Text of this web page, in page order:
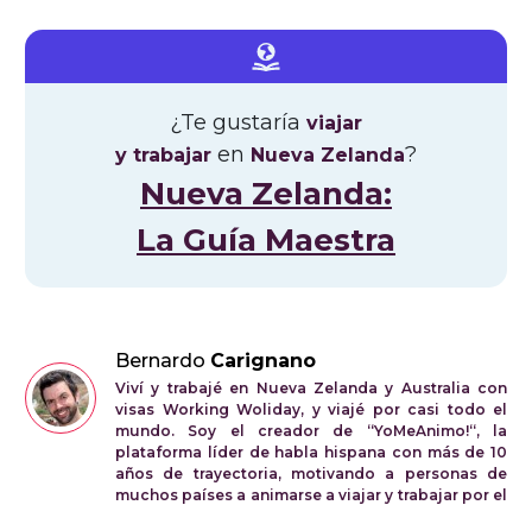
¿Te gustaría viajar
y trabajar en Nueva Zelanda?
Nueva Zelanda:
La Guía Maestra
Bernardo Carignano
Viví y trabajé en Nueva Zelanda y Australia con
visas Working Woliday, y viajé por casi todo el
mundo. Soy el creador de “YoMeAnimo!“, la
plataforma líder de habla hispana con más de 10
años de trayectoria, motivando a personas de
muchos países a animarse a viajar y trabajar por el